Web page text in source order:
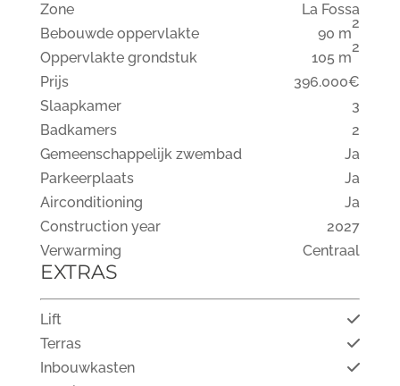
Zone
La Fossa
Bebouwde oppervlakte
90 m
2
Oppervlakte grondstuk 105 m
2
Prijs
396.000€
Slaapkamer
3
Badkamers
2
Gemeenschappelijk zwembad
Ja
Parkeerplaats
Ja
Airconditioning
Ja
Construction year
2027
Verwarming
Centraal
EXTRAS
Lift
Terras
Inbouwkasten